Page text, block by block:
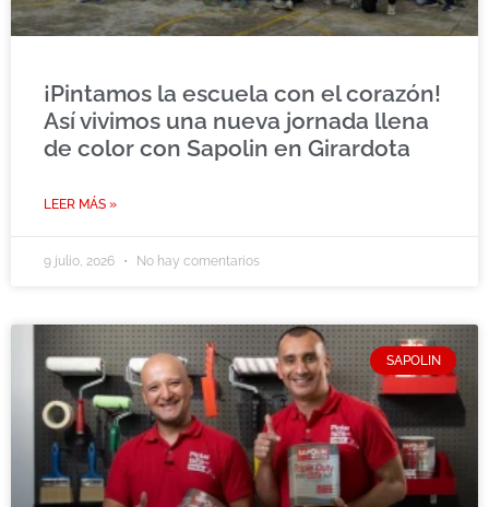
¡Pintamos la escuela con el corazón!
Así vivimos una nueva jornada llena
de color con Sapolin en Girardota
LEER MÁS »
9 julio, 2026 No hay comentarios
SAPOLIN